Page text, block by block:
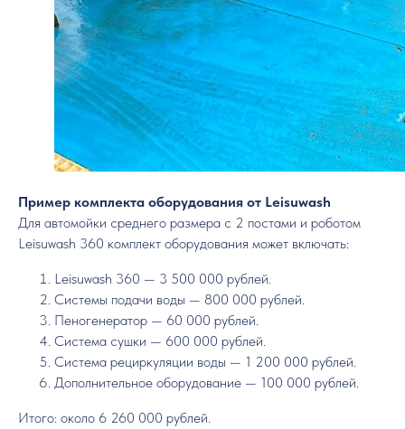
Пример комплекта оборудования от Leisuwash
Для автомойки среднего размера с 2 постами и роботом
Leisuwash 360 комплект оборудования может включать:
Leisuwash 360 — 3 500 000 рублей.
Системы подачи воды — 800 000 рублей.
Пеногенератор — 60 000 рублей.
Система сушки — 600 000 рублей.
Система рециркуляции воды — 1 200 000 рублей.
Дополнительное оборудование — 100 000 рублей.
Итого: около 6 260 000 рублей.